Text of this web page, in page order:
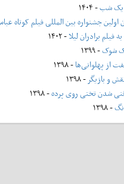
یک شب- ۱۴۰۴
اولین جشنواره بین المللی فیلم کوتاه
فیلم برادران لیلا- ۱۴۰۲
شوک- ۱۳۹۹
از پهلوانی‌ها- ۱۳۹۸
و بازیگر - ۱۳۹۸
شدن تختی روی پرده- ۱۳۹۸
- ۱۳۹۸